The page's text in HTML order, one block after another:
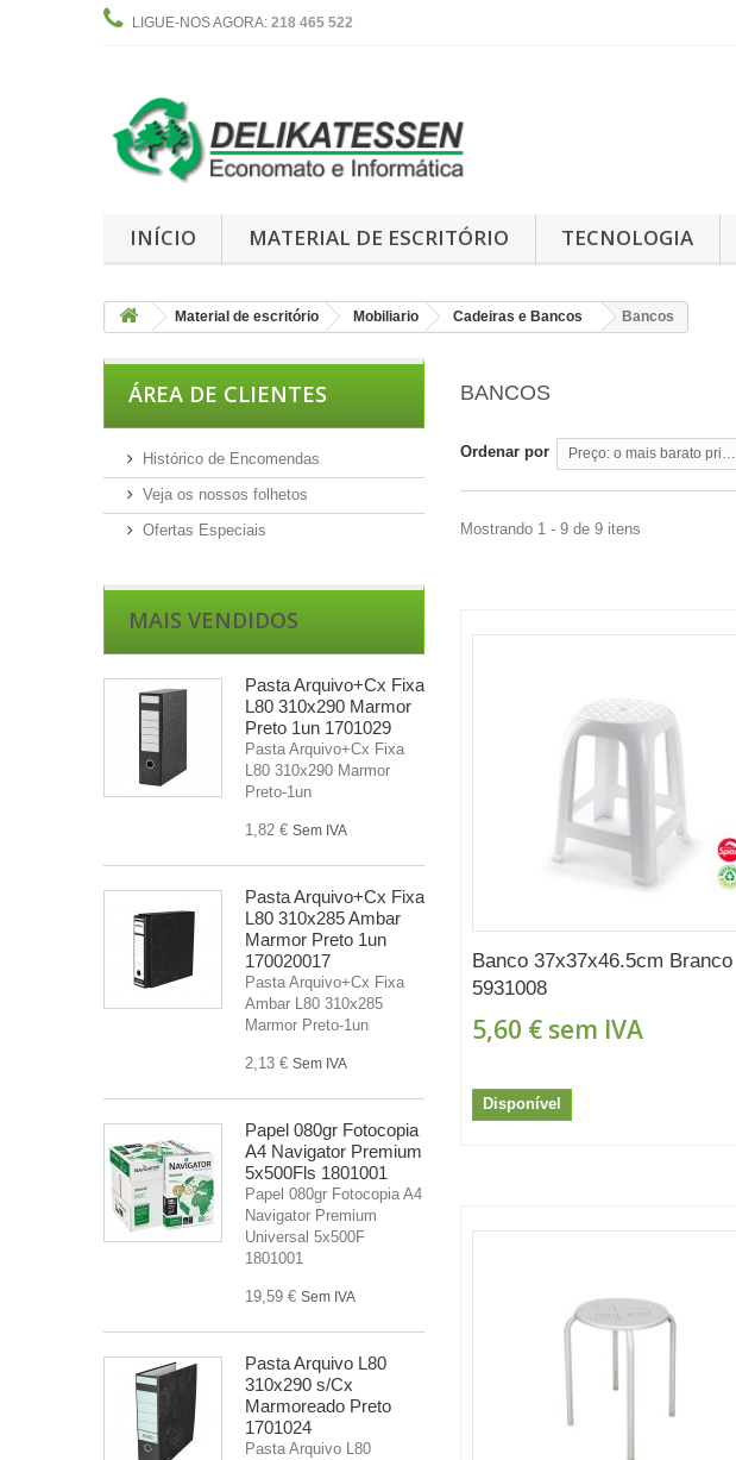
LIGUE-NOS AGORA: 218 465 522
INÍCIO MATERIAL DE ESCRITÓRIO TECNOLOGIA
Material de escritório Mobiliario Cadeiras e Bancos Bancos
ÁREA DE CLIENTES
Histórico de Encomendas
Veja os nossos folhetos
Ofertas Especiais
MAIS VENDIDOS
Pasta Arquivo+Cx Fixa
L80 310x290 Marmor
Preto 1un 1701029
Pasta Arquivo+Cx Fixa
L80 310x290 Marmor
Preto-1un
1,82 € Sem IVA
Pasta Arquivo+Cx Fixa
L80 310x285 Ambar
Marmor Preto 1un
170020017
Pasta Arquivo+Cx Fixa
Ambar L80 310x285
Marmor Preto-1un
2,13 € Sem IVA
Papel 080gr Fotocopia
A4 Navigator Premium
5x500Fls 1801001
Papel 080gr Fotocopia A4
Navigator Premium
Universal 5x500F
1801001
19,59 € Sem IVA
Pasta Arquivo L80
310x290 s/Cx
Marmoreado Preto
1701024
Pasta Arquivo L80
BANCOS
Ordenar por Preço: o mais barato primeiro
Mostrando 1 - 9 de 9 itens
Banco 37x37x46.5cm Branco
5931008
5,60 € sem IVA
Disponível